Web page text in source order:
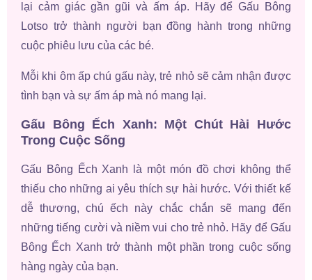
lại cảm giác gần gũi và ấm áp. Hãy để Gấu Bông
Lotso trở thành người bạn đồng hành trong những
cuộc phiêu lưu của các bé.
Mỗi khi ôm ấp chú gấu này, trẻ nhỏ sẽ cảm nhận được
tình bạn và sự ấm áp mà nó mang lại.
Gấu Bông Ếch Xanh: Một Chút Hài Hước
Trong Cuộc Sống
Gấu Bông Ếch Xanh là một món đồ chơi không thể
thiếu cho những ai yêu thích sự hài hước. Với thiết kế
dễ thương, chú ếch này chắc chắn sẽ mang đến
những tiếng cười và niềm vui cho trẻ nhỏ. Hãy để Gấu
Bông Ếch Xanh trở thành một phần trong cuộc sống
hàng ngày của bạn.